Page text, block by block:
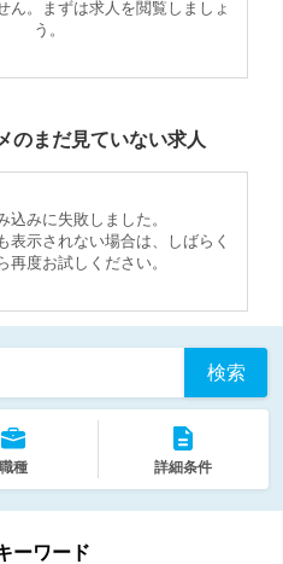
ん。まずは求人を閲覧しましょ
う。
のまだ見ていない求人
込みに失敗しました。
表示されない場合は、しばらく
再度お試しください。
検索
職種 詳細条件
ーワード